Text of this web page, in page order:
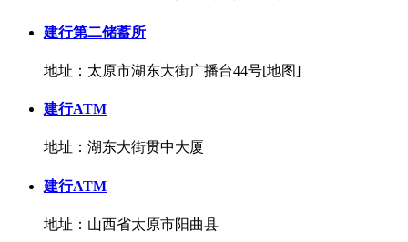
建行第二储蓄所
地址：太原市湖东大街广播台44号[地图]
建行ATM
地址：湖东大街贯中大厦
建行ATM
地址：山西省太原市阳曲县